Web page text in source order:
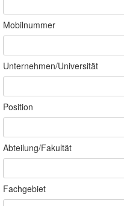
Mobilnummer
Unternehmen/Universität
Position
Abteilung/Fakultät
Fachgebiet